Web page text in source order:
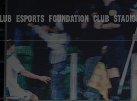
ESPORTS FOUNDATION CLUB